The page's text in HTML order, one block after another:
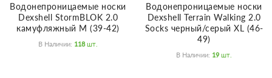
Водонепроницаемые носки
Dexshell StormBLOK 2.0
камуфляжный M (39-42)
В Наличии: 118 Шт.
Водонепроницаемые носки
Dexshell Terrain Walking 2.0
Socks черный/серый XL (46-
49)
В Наличии: 19 Шт.